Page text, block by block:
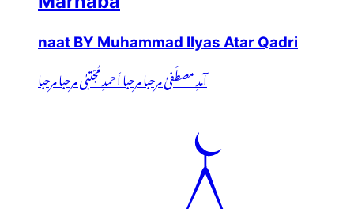
naat BY Muhammad Ilyas Atar Qadri
آمدِ مصطَفیٰ مرحبا مرحبا اَحمدِ مُجْتبٰی مرحبا مرحبا